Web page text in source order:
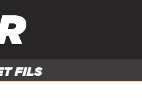
PIÈCES ET ACCESSOIRES